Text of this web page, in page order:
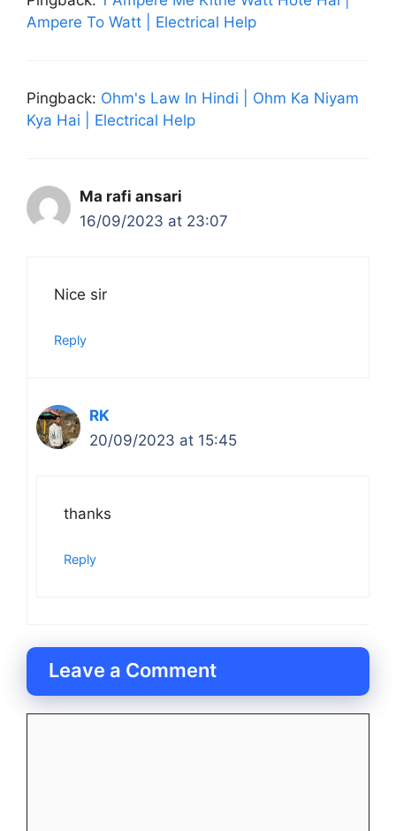
Ampere To Watt | Electrical Help
Pingback: Ohm's Law In Hindi | Ohm Ka Niyam
Kya Hai | Electrical Help
Ma rafi ansari
16/09/2023 at 23:07
Nice sir
Reply
RK
20/09/2023 at 15:45
thanks
Reply
Leave a Comment